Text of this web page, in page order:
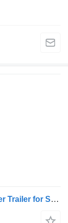
Titan Self Propelled Modular Transporter Trailer for Sale